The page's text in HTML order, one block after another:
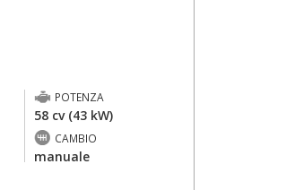
POTENZA
58 cv (43 kW)
CAMBIO
manuale